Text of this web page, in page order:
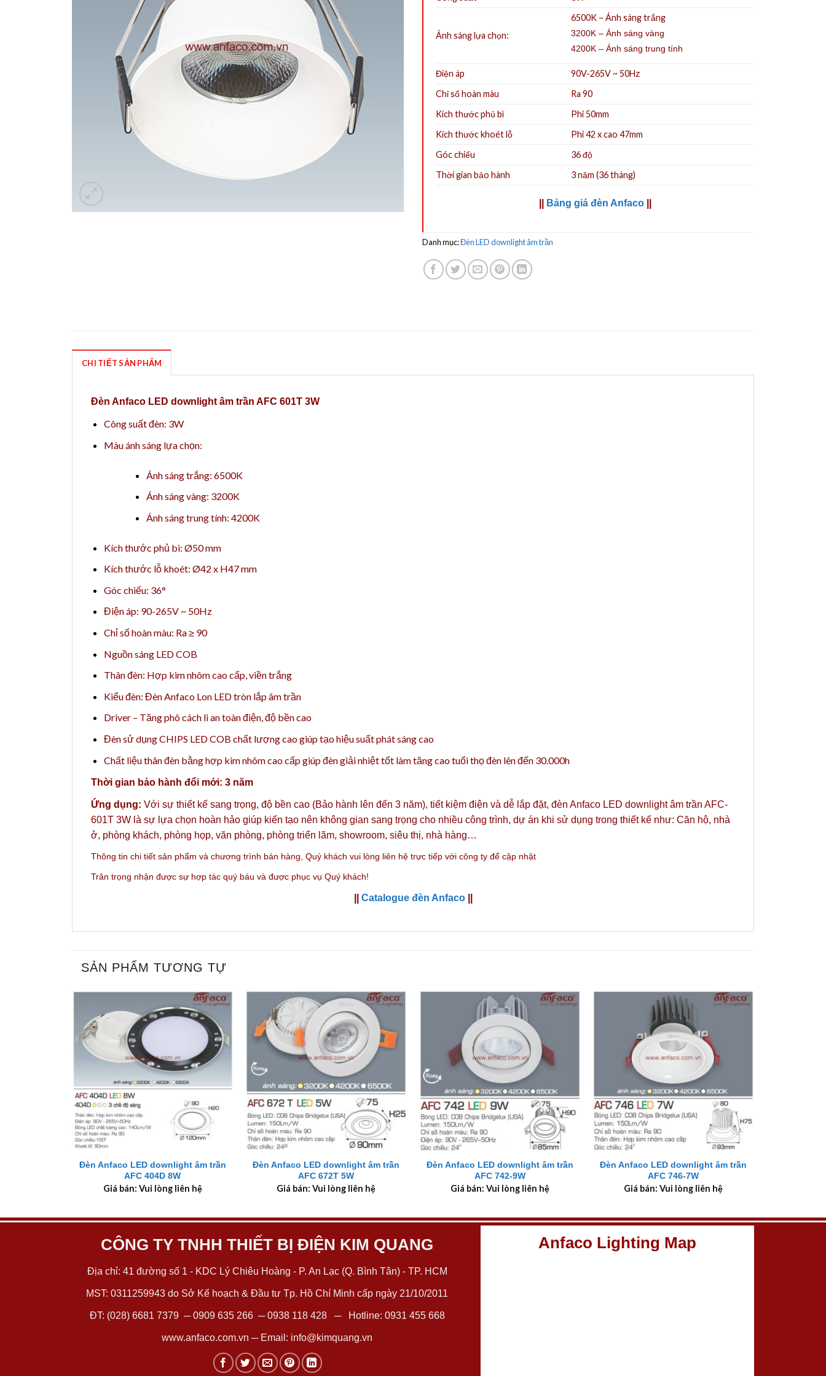
Ánh sáng lựa chọn:
6500K – Ánh sáng trắng
3200K – Ánh sáng vàng
4200K – Ánh sáng trung tính
Điện áp
90V-265V ~ 50Hz
Chỉ số hoàn màu
Ra 90
Kích thước phủ bì
Phi 50mm
Kích thước khoét lỗ
Phi 42 x cao 47mm
Góc chiếu
36 độ
Thời gian bảo hành
3 năm (36 tháng)
Bảng giá đèn Anfaco
Danh mục:Đèn LED downlight âm trần
CHI TIẾT SẢN PHẨM
Đèn Anfaco LED downlight âm trần AFC 601T 3W
Công suất đèn: 3W
Màu ánh sáng lựa chọn:
Ánh sáng trắng: 6500K
Ánh sáng vàng: 3200K
Ánh sáng trung tính: 4200K
Kích thước phủ bì: Ø50 mm
Kích thước lỗ khoét: Ø42 x H47 mm
Góc chiếu: 36°
Điện áp: 90-265V ~ 50Hz
Chỉ số hoàn màu: Ra ≥ 90
Nguồn sáng LED COB
Thân đèn: Hợp kim nhôm cao cấp, viền trắng
Kiểu đèn: Đèn Anfaco Lon LED tròn lắp âm trần
Driver – Tăng phô cách li an toàn điện, độ bền cao
Đèn sử dụng CHIPS LED COB chất lượng cao giúp tạo hiệu suất phát sáng cao
Chất liệu thân đèn bằng hợp kim nhôm cao cấp giúp đèn giải nhiệt tốt làm tăng cao tuổi thọ đèn lên đến 30.000h
Thời gian bảo hành đổi mới: 3 năm
Ứng dụng: Với sự thiết kế sang trọng, độ bền cao (Bảo hành lên đến 3 năm), tiết kiệm điện và dễ lắp đặt, đèn Anfaco LED downlight âm trần AFC-
601T 3W là sự lựa chọn hoàn hảo giúp kiến tạo nên không gian sang trọng cho nhiều công trình, dự án khi sử dụng trong thiết kế như: Căn hộ, nhà
ở, phòng khách, phòng họp, văn phòng, phòng triển lãm, showroom, siêu thị, nhà hàng…
Thông tin chi tiết sản phẩm và chương trình bán hàng, Quý khách vui lòng liên hệ trực tiếp với công ty để cập nhật
Trân trọng nhận được sự hợp tác quý báu và được phục vụ Quý khách!
Catalogue đèn Anfaco
SẢN PHẨM TƯƠNG TỰ
+
Đèn Anfaco LED downlight âm trần
AFC 404D 8W
Giá bán: Vui lòng liên hệ
+
Đèn Anfaco LED downlight âm trần
AFC 672T 5W
Giá bán: Vui lòng liên hệ
+
Đèn Anfaco LED downlight âm trần
AFC 742-9W
Giá bán: Vui lòng liên hệ
+
Đèn Anfaco LED downlight âm trần
AFC 746-7W
Giá bán: Vui lòng liên hệ
CÔNG TY TNHH THIẾT BỊ ĐIỆN KIM QUANG
Địa chỉ: 41 đường số 1 - KDC Lý Chiêu Hoàng - P. An Lạc (Q. Bình Tân) - TP. HCM
MST: 0311259943 do Sở Kế hoạch & Đầu tư Tp. Hồ Chí Minh cấp ngày 21/10/2011
ĐT: (028) 6681 7379 ─0909 635 266─0938 118 428─ Hotline: 0931 455 668
www.anfaco.com.vn ─ Email: info@kimquang.vn
Anfaco Lighting Map